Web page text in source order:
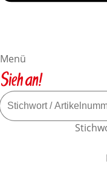
Menü